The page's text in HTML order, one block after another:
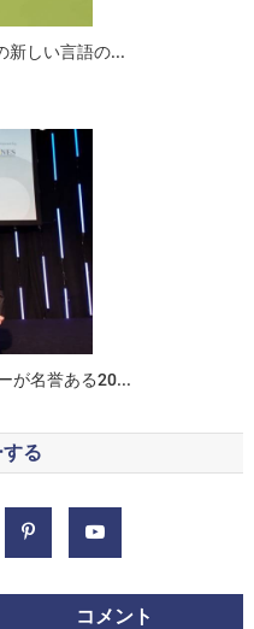
新しい言語の...
が名誉ある20...
る
コメント